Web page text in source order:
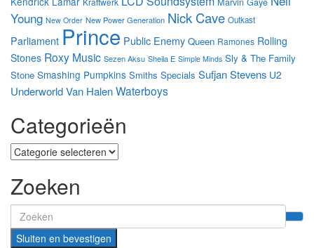
Young New Order New Power Generation Nick Cave Outkast
Parliament Prince Public Enemy Queen Ramones Rolling
Stones Roxy Music Sezen Aksu Sheila E Simple Minds Sly & The Family
Stone Smashing Pumpkins Smiths Specials Sufjan Stevens U2
UnderworldVan HalenWaterboys
Categorieën
Categorieën
Zoeken
Search
for: